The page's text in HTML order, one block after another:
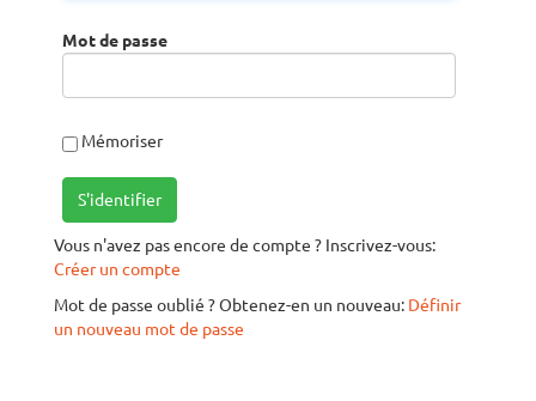
Mot de passe
Mémoriser
S'identifier
Vous n'avez pas encore de compte ? Inscrivez-vous:
Créer un compte
Mot de passe oublié ? Obtenez-en un nouveau: Définir
un nouveau mot de passe